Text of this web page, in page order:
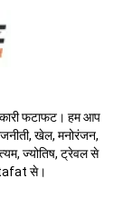
फटाफट। हम आप
खेल, मनोरंजन,
ज्योतिष, ट्रेवल से
से।